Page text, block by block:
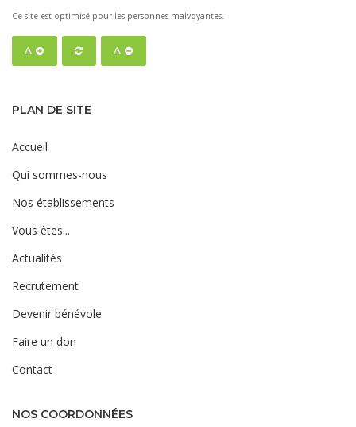
Ce site est optimisé pour les personnes malvoyantes.
A A
PLAN DE SITE
Accueil
Qui sommes-nous
Nos établissements
Vous êtes...
Actualités
Recrutement
Devenir bénévole
Faire un don
Contact
NOS COORDONNÉES